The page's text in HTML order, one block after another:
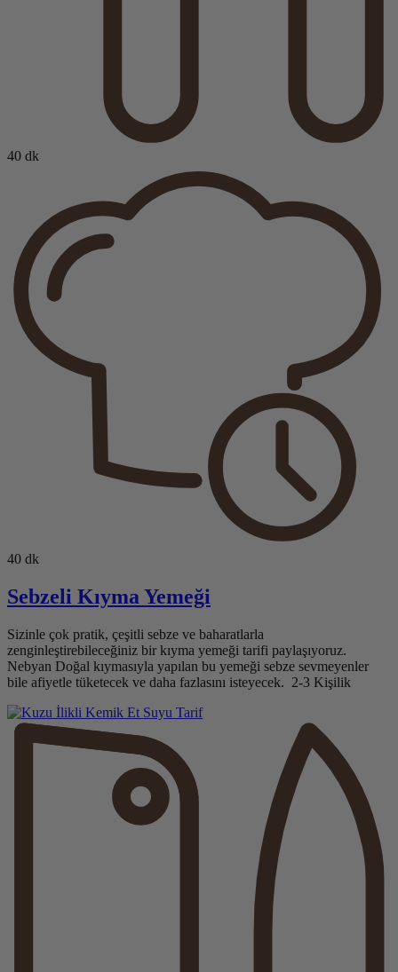
40 dk
40 dk
Sebzeli Kıyma Yemeği
Sizinle çok pratik, çeşitli sebze ve baharatlarla
zenginleştirebileceğiniz bir kıyma yemeği tarifi paylaşıyoruz.
Nebyan Doğal kıymasıyla yapılan bu yemeği sebze sevmeyenler
bile afiyetle tüketecek ve daha fazlasını isteyecek. 2-3 Kişilik
Tarif